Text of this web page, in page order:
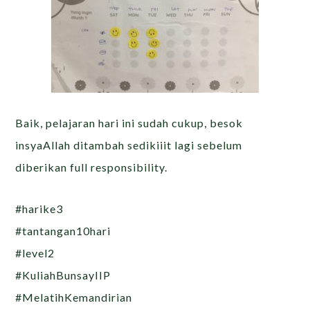
Baik, pelajaran hari ini sudah cukup, besok
insyaAllah ditambah sedikiiit lagi sebelum
diberikan full responsibility.
#harike3
#tantangan10hari
#level2
#KuliahBunsayIIP
#MelatihKemandirian